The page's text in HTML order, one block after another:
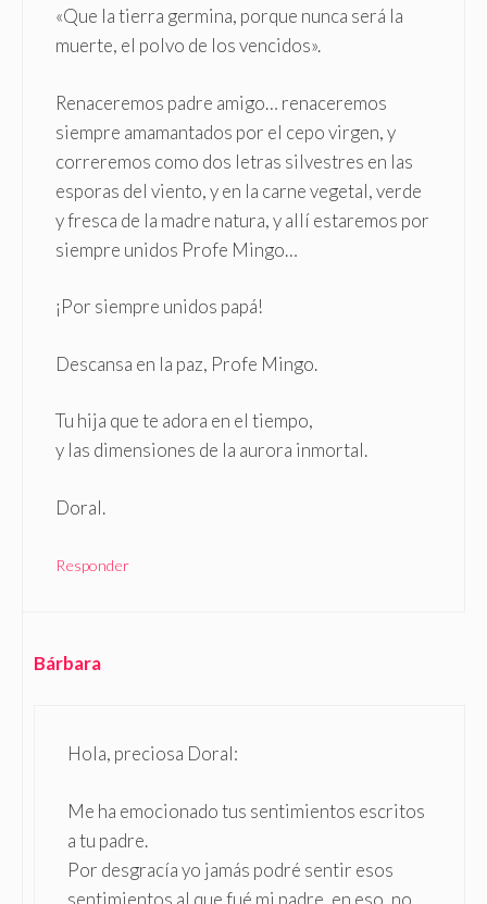
«Que la tierra germina, porque nunca será la
muerte, el polvo de los vencidos».
Renaceremos padre amigo… renaceremos
siempre amamantados por el cepo virgen, y
correremos como dos letras silvestres en las
esporas del viento, y en la carne vegetal, verde
y fresca de la madre natura, y allí estaremos por
siempre unidos Profe Mingo…
¡Por siempre unidos papá!
Descansa en la paz, Profe Mingo.
Tu hija que te adora en el tiempo,
y las dimensiones de la aurora inmortal.
Doral.
Responder
Bárbara
Hola, preciosa Doral:
Me ha emocionado tus sentimientos escritos
a tu padre.
Por desgracía yo jamás podré sentir esos
sentimientos al que fué mi padre, en eso, no